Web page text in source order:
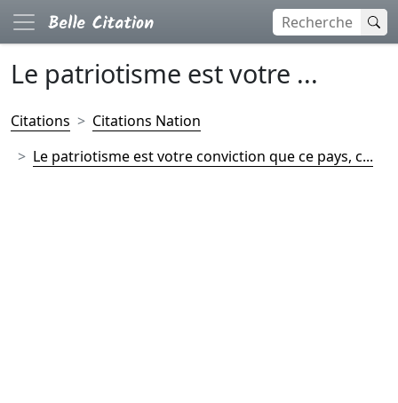
Le patriotisme est votre ...
Citations
Citations Nation
Le patriotisme est votre conviction que ce pays, c...